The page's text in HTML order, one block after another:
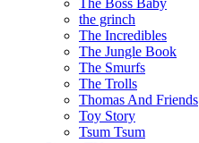
The Boss Baby
the grinch
The Incredibles
The Jungle Book
The Smurfs
The Trolls
Thomas And Friends
Toy Story
Tsum Tsum